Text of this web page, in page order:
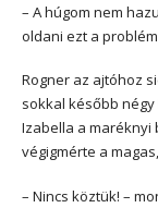
– A húgom nem
oldani ezt a
Rogner az ajtóhoz
sokkal később
Izabella a
végigmérte a
– Nincs köztük! –